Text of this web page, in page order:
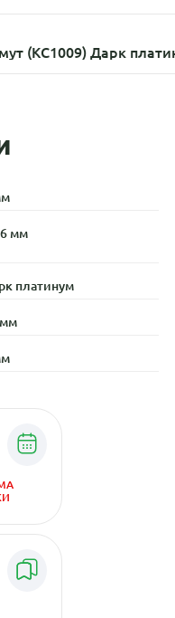
(КС1009) Дарк
мм
платинум